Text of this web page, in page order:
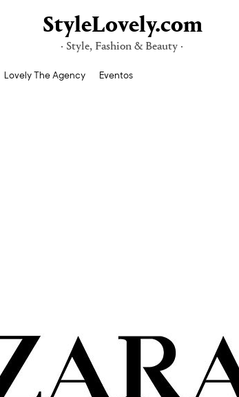
StyleLovely.com
· Style, Fashion & Beauty ·
Lovely The Agency Eventos